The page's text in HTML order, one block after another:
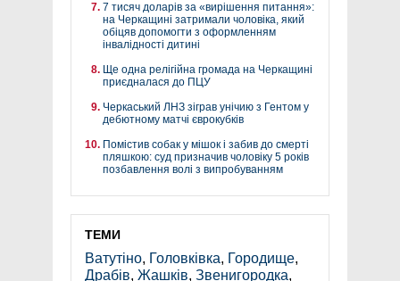
7 тисяч доларів за «вирішення питання»:
на Черкащині затримали чоловіка, який
обіцяв допомогти з оформленням
інвалідності дитині
Ще одна релігійна громада на Черкащині
приєдналася до ПЦУ
Черкаський ЛНЗ зіграв унічию з Гентом у
дебютному матчі єврокубків
Помістив собак у мішок і забив до смерті
пляшкою: суд призначив чоловіку 5 років
позбавлення волі з випробуванням
ТЕМИ
Ватутіно, Головківка, Городище,
Драбів, Жашків, Звенигородка,